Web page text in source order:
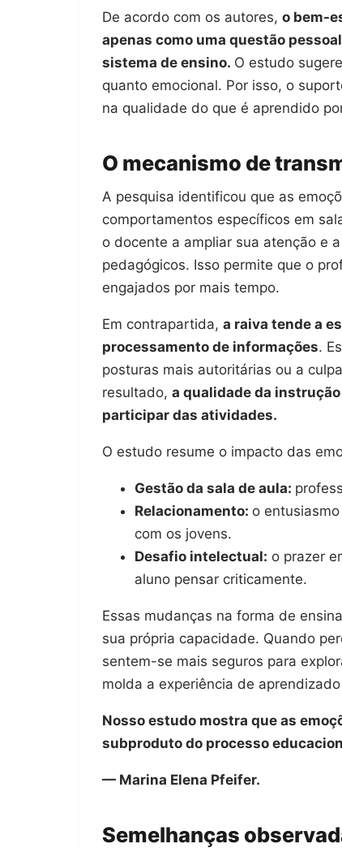
De acordo com os autores, o bem-
apenas como uma questão
sistema de ensino. O estudo
quanto emocional. Por isso, o
na qualidade do que é aprendido
O mecanismo de
A pesquisa identificou que as
comportamentos específicos em
o docente a ampliar sua atenção e
pedagógicos. Isso permite que o
engajados por mais tempo.
Em contrapartida, a raiva tende a
processamento de informações.
posturas mais autoritárias ou a
resultado, a qualidade da
participar das atividades.
O estudo resume o impacto das
Gestão da sala de aula:
Relacionamento: o
com os jovens.
Desafio intelectual: o prazer
aluno pensar criticamente.
Essas mudanças na forma de
sua própria capacidade. Quando
sentem-se mais seguros para
molda a experiência de
Nosso estudo mostra que as
subproduto do processo
— Marina Elena Pfeifer.
Semelhanças